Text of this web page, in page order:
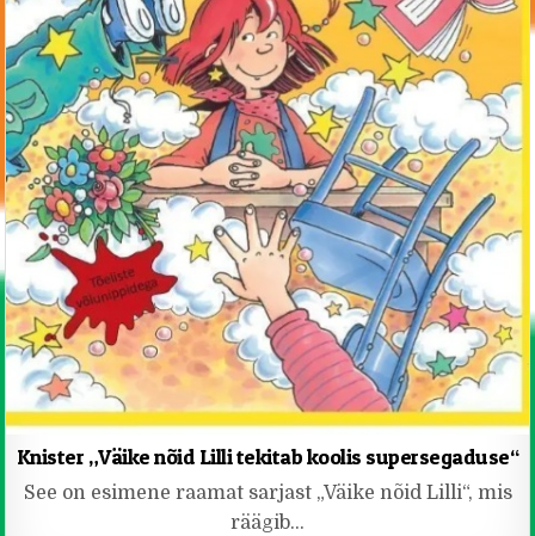
Knister „Väike nõid Lilli tekitab koolis supersegaduse“
See on esimene raamat sarjast „Väike nõid Lilli“, mis
räägib…